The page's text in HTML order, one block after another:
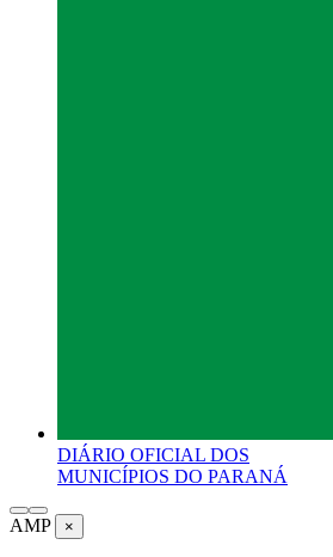
DIÁRIO OFICIAL DOS
MUNICÍPIOS DO PARANÁ
AMP ×